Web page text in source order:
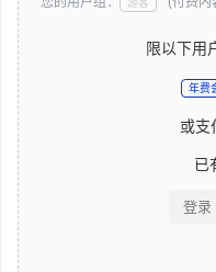
游客
限以下用
年费
或支
已
登录